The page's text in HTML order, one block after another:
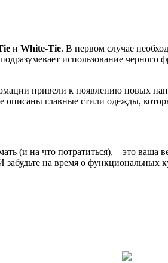
и White-Tie. В первом случае
использование черного
привели к появлению новых
главные стили одежды,
(и на что потратиться), – это
на время о функциональных